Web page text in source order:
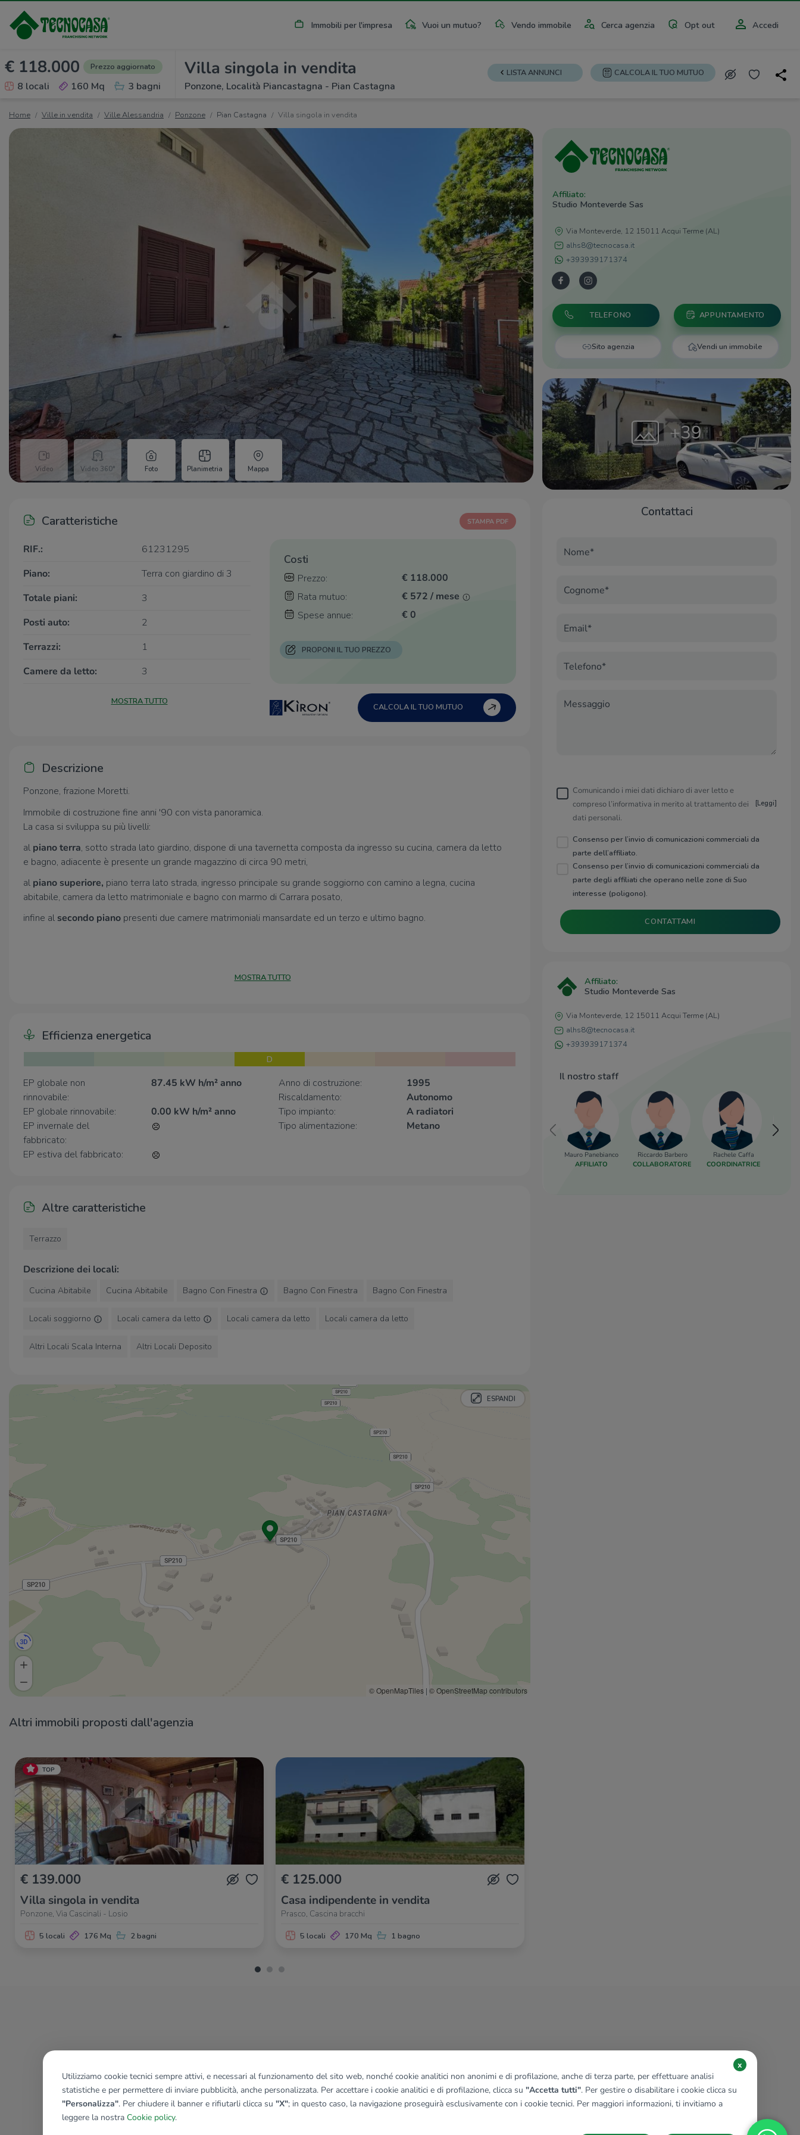
Immobili per l'impresa Vuoi un mutuo? Vendo immobile Cerca agenzia Opt out Accedi
€ 118.000 Prezzo aggiornato
8 locali 160 Mq 3 bagni
Villa singola in vendita
Ponzone, Località Piancastagna - Pian Castagna
LISTA ANNUNCI CALCOLA IL TUO MUTUO
Home Ville in vendita Ville Alessandria Ponzone Pian Castagna Villa singola in vendita
Video Video 360° Foto Planimetria Mappa
Affiliato:
Studio Monteverde Sas
Via Monteverde, 12 15011 Acqui Terme (AL)
alhs8@tecnocasa.it
+393939171374
TELEFONO APPUNTAMENTO
Sito agenzia Vendi un immobile
+39
Caratteristiche
RIF.:
61231295
Piano:
Terra con giardino di 3
Totale piani:
3
Posti auto:
2
Terrazzi:
1
Camere da letto:
3
MOSTRA TUTTO
STAMPA PDF
Costi
Prezzo:
€ 118.000
Rata mutuo:
€ 572 / mese
Spese annue:
€ 0
PROPONI IL TUO PREZZO
CALCOLA IL TUO MUTUO
Descrizione
Ponzone, frazione Moretti.
Immobile di costruzione fine anni '90 con vista panoramica.
La casa si sviluppa su più livelli:
al piano terra, sotto strada lato giardino, dispone di una tavernetta composta da ingresso su cucina, camera da letto
e bagno, adiacente è presente un grande magazzino di circa 90 metri,
al piano superiore, piano terra lato strada, ingresso principale su grande soggiorno con camino a legna, cucina
abitabile, camera da letto matrimoniale e bagno con marmo di Carrara posato,
infine al secondo piano presenti due camere matrimoniali mansardate ed un terzo e ultimo bagno.
MOSTRA TUTTO
Efficienza energetica
D
EP globale non
rinnovabile:
87.45 kW h/m² anno
EP globale rinnovabile:
0.00 kW h/m² anno
EP invernale del
fabbricato:
EP estiva del fabbricato:
Anno di costruzione:
1995
Riscaldamento:
Autonomo
Tipo impianto:
A radiatori
Tipo alimentazione:
Metano
Altre caratteristiche
Terrazzo
Descrizione dei locali:
Cucina Abitabile Cucina Abitabile Bagno Con Finestra Bagno Con Finestra Bagno Con Finestra
Locali soggiorno Locali camera da letto Locali camera da letto Locali camera da letto
Altri Locali Scala Interna Altri Locali Deposito
ESPANDI
© OpenMapTiles | © OpenStreetMap contributors
Altri immobili proposti dall'agenzia
TOP
€ 139.000
Villa singola in vendita
Ponzone, Via Cascinali - Losio
5 locali 176 Mq 2 bagni
€ 125.000
Casa indipendente in vendita
Prasco, Cascina bracchi
5 locali 170 Mq 1 bagno
Contattaci
Nome*
Cognome*
Email*
Telefono*
Messaggio
Comunicando i miei dati dichiaro di aver letto e
compreso l’informativa in merito al trattamento dei
dati personali.
[Leggi]
Consenso per l’invio di comunicazioni commerciali da
parte dell’affiliato.
Consenso per l’invio di comunicazioni commerciali da
parte degli affiliati che operano nelle zone di Suo
interesse (poligono).
CONTATTAMI
Affiliato:
Studio Monteverde Sas
Via Monteverde, 12 15011 Acqui Terme (AL)
alhs8@tecnocasa.it
+393939171374
Il nostro staff
Mauro Panebianco
AFFILIATO
Riccardo Barbero
COLLABORATORE
Rachele Caffa
COORDINATRICE
Utilizziamo cookie tecnici sempre attivi, e necessari al funzionamento del sito web, nonché cookie analitici non anonimi e di profilazione, anche di terza parte, per effettuare analisi
statistiche e per permettere di inviare pubblicità, anche personalizzata. Per accettare i cookie analitici e di profilazione, clicca su "Accetta tutti". Per gestire o disabilitare i cookie clicca su
"Personalizza". Per chiudere il banner e rifiutarli clicca su "X"; in questo caso, la navigazione proseguirà esclusivamente con i cookie tecnici. Per maggiori informazioni, ti invitiamo a
leggere la nostra Cookie policy.
x